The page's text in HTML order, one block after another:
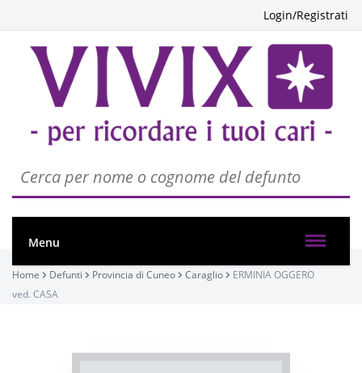
Login/Registrati
Menu
Home Defunti Provincia di Cuneo Caraglio
ERMINIA OGGERO
ved. CASA
PASSATE:
FUNERALE
Caraglio, Chiesa di San Carlo / Parrocchia di Paschera